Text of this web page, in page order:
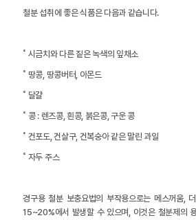
철분 섭취에 좋은 식품은 다음과 같습니다.
˚ 시금치와 다른 짙은 녹색의 잎채소
˚ 땅콩, 땅콩버터, 아몬드
˚ 달걀
˚ 콩 : 렌즈콩, 흰콩, 붉은콩, 구운 콩
˚ 건포도, 건살구, 건복숭아 같은 말린 과일
˚ 자두 주스
경구용 철분 보충요법의 부작용으로는 메스꺼움,
15~20%에서 발생할 수 있으며, 이것은 철분제의